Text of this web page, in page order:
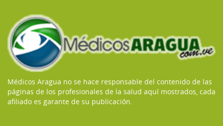
Médicos Aragua no se hace responsable del contenido de las
páginas de los profesionales de la salud aquí mostrados, cada
afiliado es garante de su publicación.